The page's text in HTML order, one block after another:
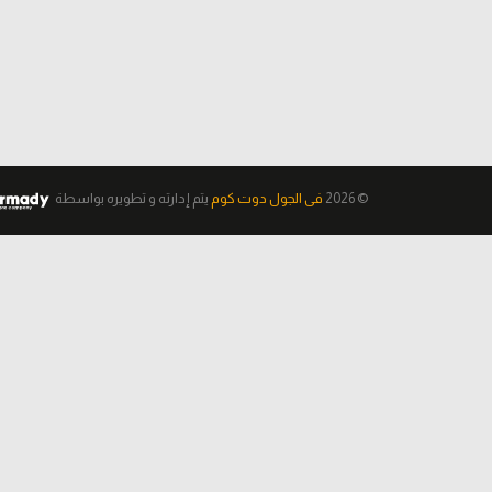
© 2026 فى الجول دوت كوم يتم إدارته و تطويره بواسطة